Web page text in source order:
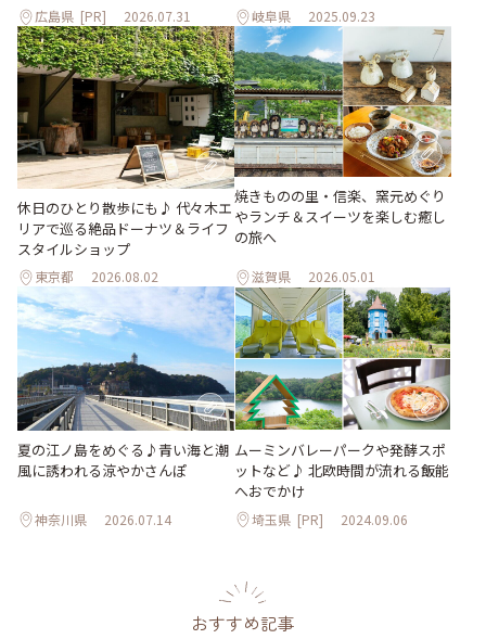
広島県 [PR] 2026.07.31 岐阜県 2025.09.23
休日のひとり散歩にも♪ 代々木エ
リアで巡る絶品ドーナツ＆ライフ
スタイルショップ
東京都 2026.08.02
焼きものの里・信楽、窯元めぐり
やランチ＆スイーツを楽しむ癒し
の旅へ
滋賀県 2026.05.01
夏の江ノ島をめぐる♪青い海と潮
風に誘われる涼やかさんぽ
神奈川県 2026.07.14
ムーミンバレーパークや発酵スポ
ットなど♪ 北欧時間が流れる飯能
へおでかけ
埼玉県 [PR] 2024.09.06
おすすめ記事